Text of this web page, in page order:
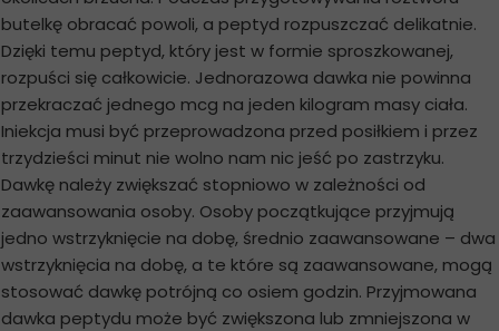
butelkę obracać powoli, a peptyd rozpuszczać delikatnie.
Dzięki temu peptyd, który jest w formie sproszkowanej,
rozpuści się całkowicie. Jednorazowa dawka nie powinna
przekraczać jednego mcg na jeden kilogram masy ciała.
Iniekcja musi być przeprowadzona przed posiłkiem i przez
trzydzieści minut nie wolno nam nic jeść po zastrzyku.
Dawkę należy zwiększać stopniowo w zależności od
zaawansowania osoby. Osoby początkujące przyjmują
jedno wstrzyknięcie na dobę, średnio zaawansowane – dwa
wstrzyknięcia na dobę, a te które są zaawansowane, mogą
stosować dawkę potrójną co osiem godzin. Przyjmowana
dawka peptydu może być zwiększona lub zmniejszona w